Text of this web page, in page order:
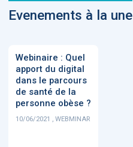
Evenements à la une
Webinaire : Quel
apport du digital
dans le parcours
de santé de la
personne obèse ?
10/06/2021 , WEBMINAR